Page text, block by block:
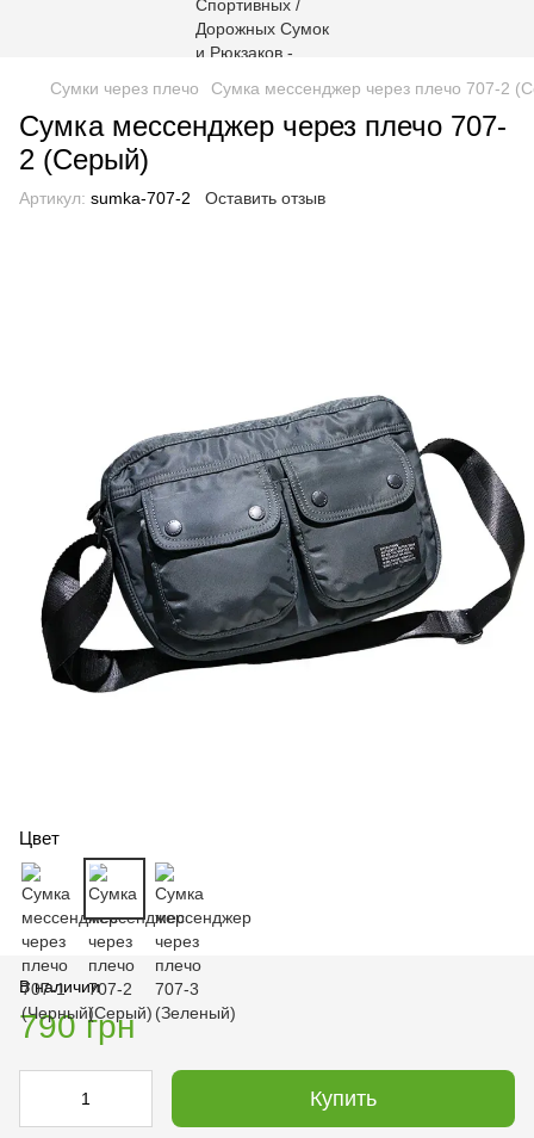
Сумки через плечо Сумка мессенджер через плечо 707-2
Сумка мессенджер через плечо 707-
2 (Серый)
Артикул: sumka-707-2 Оставить отзыв
Цвет
В наличии
790 грн
Купить